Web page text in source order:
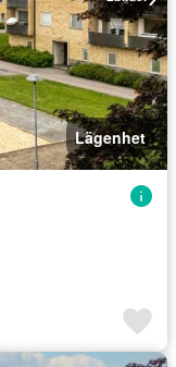
Lägenhet